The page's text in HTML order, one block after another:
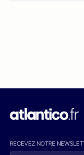
RECEVEZ NOTRE